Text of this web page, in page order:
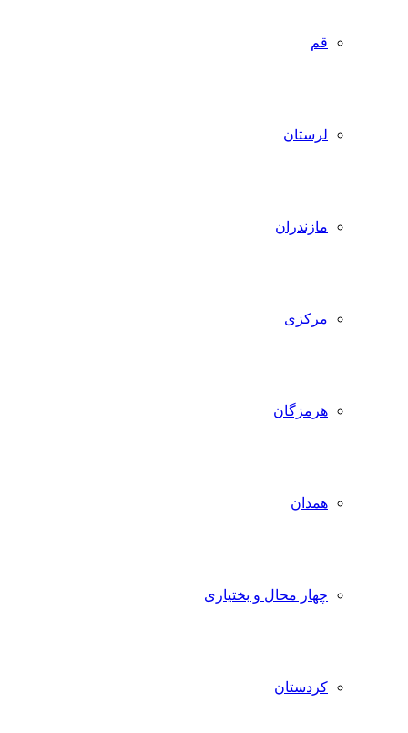
قم
لرستان
مازندران
مرکزی
هرمزگان
همدان
چهار محال و بختیاری
کردستان